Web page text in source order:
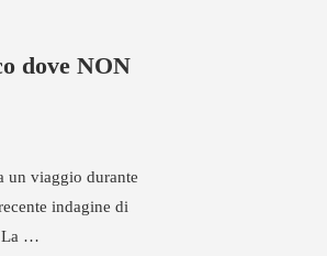
dove NON
un viaggio durante
indagine di
La …